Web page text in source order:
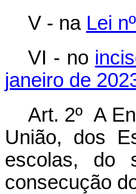
V - na Lei
VI - no
janeiro de
Art. 2º A
União, dos
escolas, do
consecução